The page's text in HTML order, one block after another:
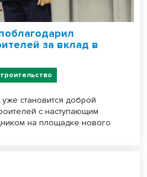
за вклад в
становится доброй
с наступающим
на площадке нового